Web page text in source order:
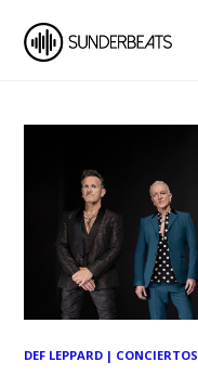
DEF LEPPARD | CONCIERTOS